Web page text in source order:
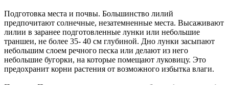
Подготовка места и почвы. Большинство лилий
предпочитают солнечные, незатемненные места. Высаживают
лилии в заранее подготовленные лунки или небольшие
траншеи, не более 35- 40 см глубиной. Дно лунки засыпают
небольшим слоем речного песка или делают из него
небольшие бугорки, на которые помещают луковицу. Это
предохранит корни растения от возможного избытка влаги.